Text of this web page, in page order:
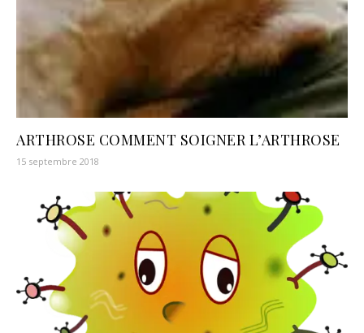
ARTHROSE COMMENT SOIGNER L’ARTHROSE
15 septembre 2018